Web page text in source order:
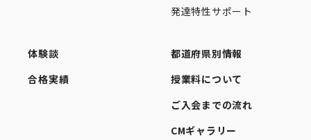
発達特性サポート
体験談
合格実績
都道府県別情報
授業料について
ご入会までの流れ
CMギャラリー